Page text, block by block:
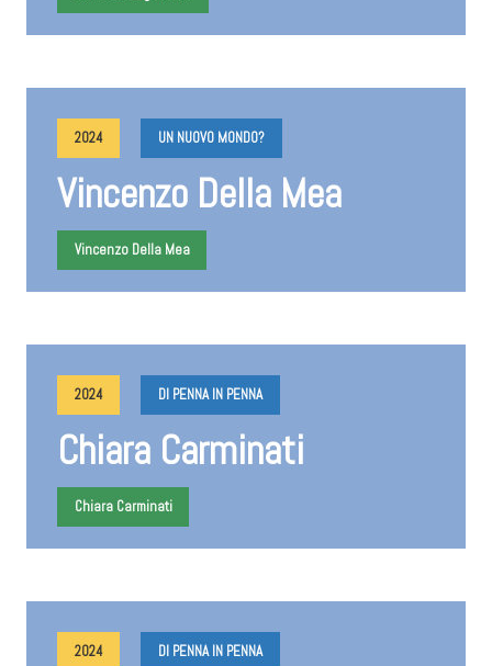
2024 UN NUOVO MONDO?
Vincenzo Della Mea
Vincenzo Della Mea
2024 DI PENNA IN PENNA
Chiara Carminati
Chiara Carminati
2024 DI PENNA IN PENNA